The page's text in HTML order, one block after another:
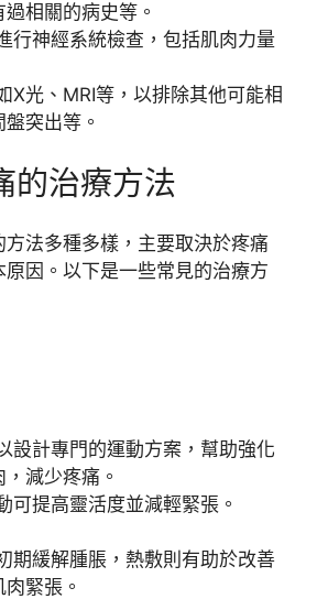
相關的病史等。
行神經系統檢查，包括肌肉力量
X光、MRI等，以排除其他可能相
突出等。
的治療方法
方法多種多樣，主要取決於疼痛
因。以下是一些常見的治療方
設計專門的運動方案，幫助強化
減少疼痛。
可提高靈活度並減輕緊張。
期緩解腫脹，熱敷則有助於改善
緊張。